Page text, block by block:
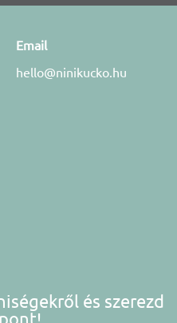
Email
hello@ninikucko.hu
és szerezd